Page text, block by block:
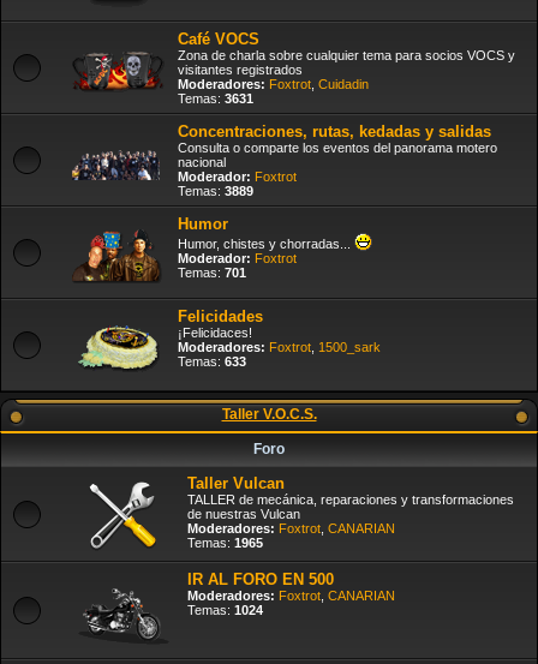
Café VOCS
Zona de charla sobre cualquier tema para socios VOCS y
visitantes registrados
Moderadores: Foxtrot Cuidadin
Temas: 3631
Concentraciones, rutas, kedadas y salidas
Consulta o comparte los eventos del panorama motero
nacional
Moderador: Foxtrot
Temas: 3889
Humor
Humor, chistes y chorradas...
Moderador: Foxtrot
Temas: 701
Felicidades
¡Felicidaces!
Moderadores: Foxtrot 1500_sark
Temas: 633
Taller V.O.C.S.
Foro
Taller Vulcan
TALLER de mecánica, reparaciones y transformaciones
de nuestras Vulcan
Moderadores: Foxtrot CANARIAN
Temas: 1965
IR AL FORO EN 500
Moderadores: Foxtrot CANARIAN
Temas: 1024